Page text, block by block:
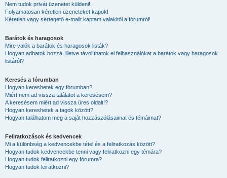
Nem tudok privát üzenetet küldeni!
Folyamatosan kéretlen üzeneteket kapok!
Kéretlen vagy sértegető e-mailt kaptam valakitől a fórumról!
Barátok és haragosok
Mire valók a barátok és haragosok listák?
Hogyan adhatok hozzá, illetve távolíthatok el felhasználókat a barátok vagy haragosok
listáról?
Keresés a fórumban
Hogyan kereshetek egy fórumban?
Miért nem ad vissza találatot a keresésem?
A keresésem miért ad vissza üres oldalt!?
Hogyan kereshetek a tagok között?
Hogyan találhatom meg a saját hozzászólásaimat és témáimat?
Feliratkozások és kedvencek
Mi a különbség a kedvencekbe tétel és a feliratkozás között?
Hogyan tudok kedvencekbe tenni vagy feliratkozni egy témára?
Hogyan tudok feliratkozni egy fórumra?
Hogyan tudok leiratkozni?